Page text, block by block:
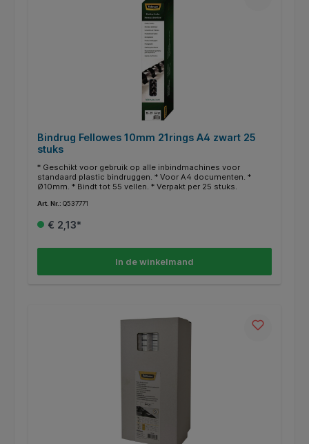
Bindrug Fellowes 10mm 21rings A4 zwart 25
stuks
* Geschikt voor gebruik op alle inbindmachines voor
standaard plastic bindruggen. * Voor A4 documenten. *
Ø10mm. * Bindt tot 55 vellen. * Verpakt per 25 stuks.
Art. Nr.: Q537771
€ 2,13*
In de winkelmand